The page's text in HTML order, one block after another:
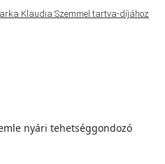
Klaudia Szemmel tartva-díjához